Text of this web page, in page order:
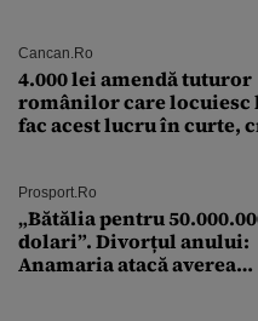
Cancan.ro
4.000 lei amendă tuturor
românilor care locuiesc
fac acest lucru în curte,
Prosport.ro
„Bătălia pentru
dolari”. Divorțul anului:
Anamaria atacă averea